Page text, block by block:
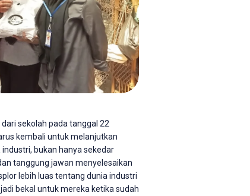
sekolah pada tanggal 22
kembali untuk melanjutkan
bukan hanya sekedar
tanggung jawan menyelesaikan
lebih luas tentang dunia industri
bekal untuk mereka ketika sudah